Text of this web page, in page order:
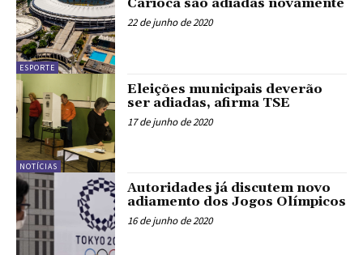
ESPORTE
Carioca são adiadas novamente
22 de junho de 2020
NOTÍCIAS
Eleições municipais deverão
ser adiadas, afirma TSE
17 de junho de 2020
Autoridades já discutem novo
adiamento dos Jogos Olímpicos
16 de junho de 2020